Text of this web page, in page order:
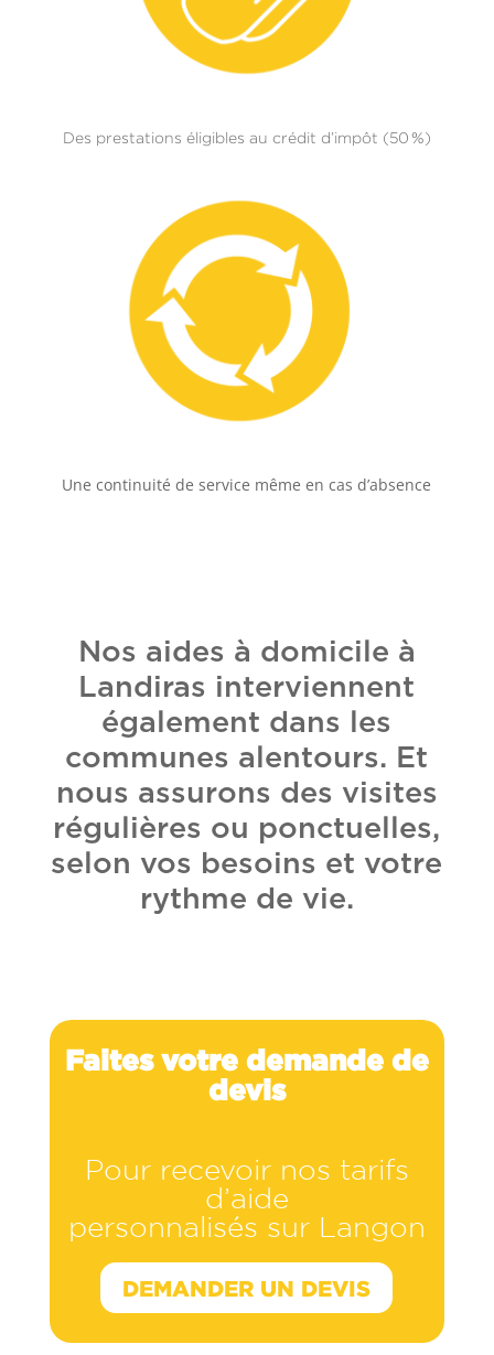
Des prestations éligibles au crédit d’impôt (50 %)
Une continuité de service même en cas d’absence
Nos aides à domicile à
Landiras interviennent
également dans les
communes alentours. Et
nous assurons des visites
régulières ou ponctuelles,
selon vos besoins et votre
rythme de vie.
Faites votre demande de
devis
Pour recevoir nos tarifs
d’aide
personnalisés sur Langon
DEMANDER UN DEVIS